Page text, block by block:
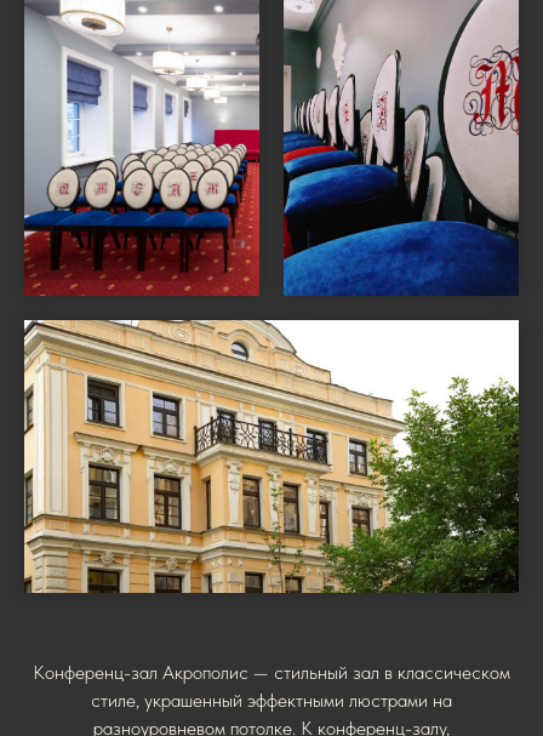
Конференц-зал Акрополис — стильный зал в классическом
стиле, украшенный эффектными люстрами на
разноуровневом потолке. К конференц-залу,